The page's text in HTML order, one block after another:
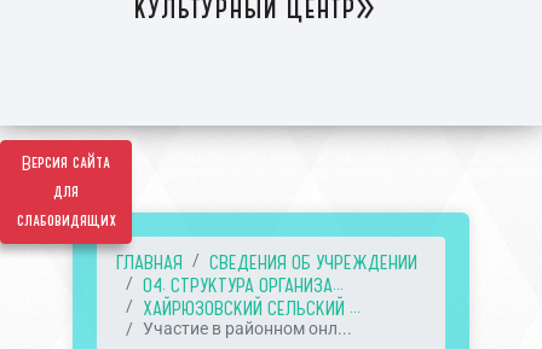
Версия сайта
для
слабовидящих
культурный центр»
ГЛАВНАЯ
СВЕДЕНИЯ ОБ УЧРЕЖДЕНИИ
04. СТРУКТУРА ОРГАНИЗА...
ХАЙРЮЗОВСКИЙ СЕЛЬСКИЙ ...
Участие в районном онл...